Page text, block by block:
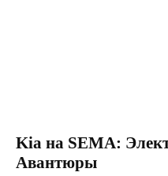
Kia на SEMA:
Авантюры